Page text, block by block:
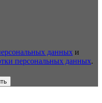
данных и
персональных данных.